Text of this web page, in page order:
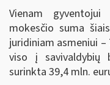
Vienam gyventojui
mokesčio suma
juridiniam asmeniui
viso į savivaldybių
surinkta 39,4 mln.